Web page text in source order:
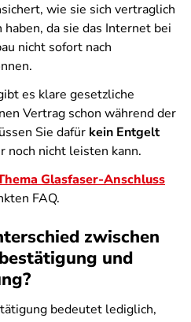
wie sie sich vertraglich
da sie das Internet bei
nicht sofort nach
es klare gesetzliche
Vertrag schon während der
Sie dafür kein Entgelt
noch nicht leisten kann.
Glasfaser-Anschluss
FAQ.
zwischen
und
bedeutet lediglich,